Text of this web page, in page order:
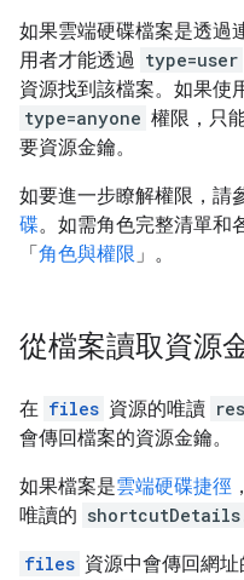
如果雲端硬碟檔案是透過
用者才能透過 type=user
資源找到該檔案。如果使
type=anyone 權限，只
要資源金鑰。
如要進一步瞭解權限，請
碟。如需角色完整清單和
「角色與權限 」。
從檔案讀取資源
在 files 資源的唯讀
會傳回檔案的資源金鑰。
如果檔案是雲端硬碟捷徑
唯讀的
files 資源中會傳回網